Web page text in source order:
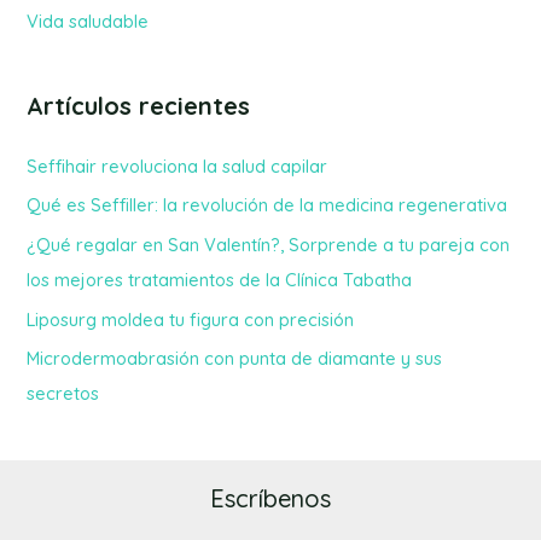
Vida saludable
Artículos recientes
Seffihair revoluciona la salud capilar
Qué es Seffiller: la revolución de la medicina regenerativa
¿Qué regalar en San Valentín?, Sorprende a tu pareja con
los mejores tratamientos de la Clínica Tabatha
Liposurg moldea tu figura con precisión
Microdermoabrasión con punta de diamante y sus
secretos
Escríbenos